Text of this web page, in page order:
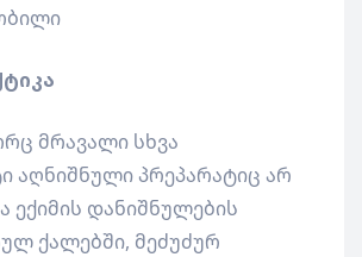
მრავალი სხვა
აღნიშნული პრეპარატიც არ
ექიმის დანიშნულების
ქალებში, მეძუძურ